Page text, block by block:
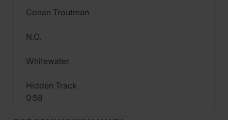
Conan Troutman
N.O.
Whitewater
Hidden Track
0:58